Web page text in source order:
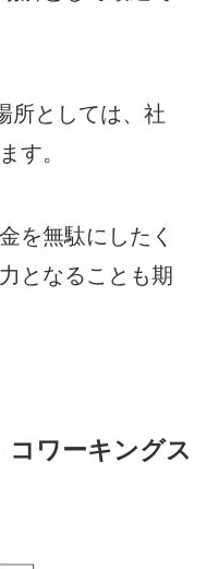
所としては、社
す。
を無駄にしたく
となることも期
コワーキングス